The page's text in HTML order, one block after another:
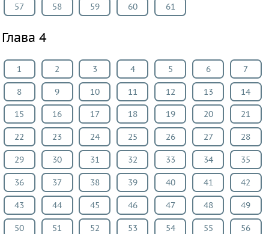
57 58 59 60 61
Глава 4
1 2 3 4 5 6 7
8 9 10 11 12 13 14
15 16 17 18 19 20 21
22 23 24 25 26 27 28
29 30 31 32 33 34 35
36 37 38 39 40 41 42
43 44 45 46 47 48 49
50 51 52 53 54 55 56